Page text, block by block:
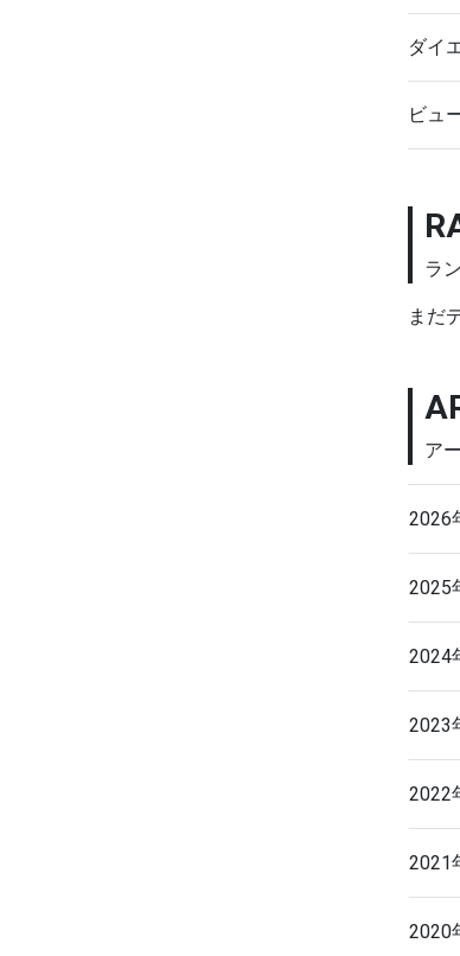
ダイ
ビュ
ラ
まだ
ア
2026
2025
2024
2023
2022
2021
2020